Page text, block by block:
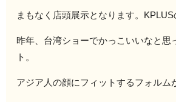
まもなく店頭展示となります。KPLUS
昨年、台湾ショーでかっこいいなと思
ト。
アジア人の顔にフィットするフォルム